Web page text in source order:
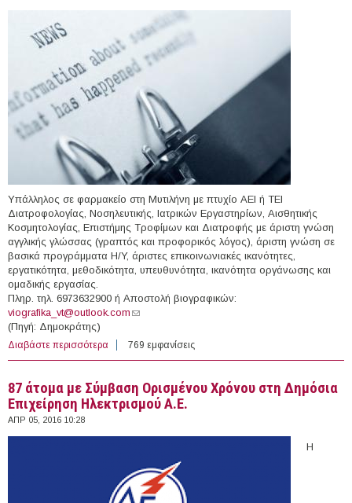
Υπάλληλος σε φαρμακείο στη Μυτιλήνη με πτυχίο ΑΕΙ ή ΤΕΙ
Διατροφολογίας, Νοσηλευτικής, Ιατρικών Εργαστηρίων, Αισθητικής
Κοσμητολογίας, Επιστήμης Τροφίμων και Διατροφής με άριστη γνώση
αγγλικής γλώσσας (γραπτός και προφορικός λόγος), άριστη γνώση σε
βασικά προγράμματα H/Y, άριστες επικοινωνιακές ικανότητες,
εργατικότητα, μεθοδικότητα, υπευθυνότητα, ικανότητα οργάνωσης και
ομαδικής εργασίας.
Πληρ. τηλ. 6973632900 ή Αποστολή βιογραφικών:
viografika_vt@outlook.com (link sends e-mail)
(Πηγή: Δημοκράτης)
Διαβάστε περισσότερα για Υπάλληλος Φαρμακείου σε φαρμακείο στη Μυτιλήνη
769 εμφανίσεις
87 άτομα με Σύμβαση Ορισμένου Χρόνου στη Δημόσια
Επιχείρηση Ηλεκτρισμού Α.Ε.
ΑΠΡ 05, 2016 10:28
Η